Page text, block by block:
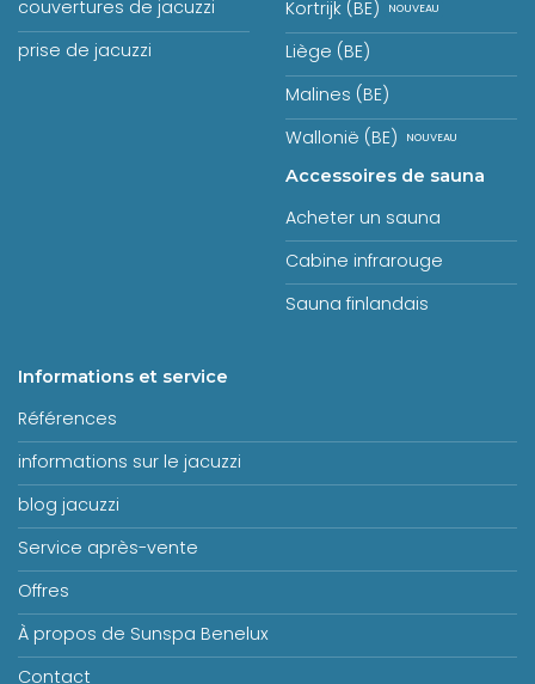
couvertures de jacuzzi
prise de jacuzzi
Kortrijk (BE)
Liège (BE)
Malines (BE)
Wallonië (BE)
Accessoires de sauna
Acheter un sauna
Cabine infrarouge
Sauna finlandais
Informations et service
Références
informations sur le jacuzzi
blog jacuzzi
Service après-vente
Offres
À propos de Sunspa Benelux
Contact